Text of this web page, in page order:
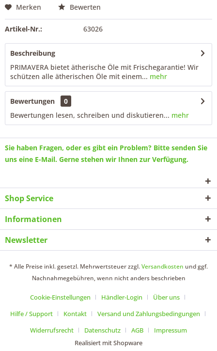
Merken Bewerten
Artikel-Nr.: 63026
Beschreibung
PRIMAVERA bietet ätherische Öle mit Frischegarantie! Wir
schützen alle ätherischen Öle mit einem... mehr
Bewertungen
0
Bewertungen lesen, schreiben und diskutieren... mehr
Sie haben Fragen, oder es gibt ein Problem? Bitte senden Sie
uns eine E-Mail. Gerne stehen wir Ihnen zur Verfügung.
Shop Service
Informationen
Newsletter
* Alle Preise inkl. gesetzl. Mehrwertsteuer zzgl.Versandkosten und ggf.
Nachnahmegebühren, wenn nicht anders beschrieben
Cookie-Einstellungen Händler-Login
Über uns
Hilfe / Support
Kontakt
Versand und Zahlungsbedingungen
Widerrufsrecht
Datenschutz AGB
Impressum
Realisiert mit Shopware